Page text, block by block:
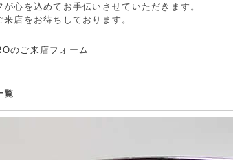
心を込めてお手伝いさせていただきます。
店をお待ちしております。
覧